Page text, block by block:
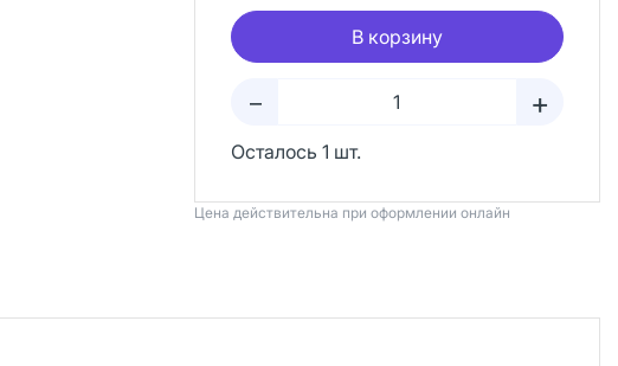
В корзину
– +
Осталось 1 шт.
Цена действительна при оформлении онлайн